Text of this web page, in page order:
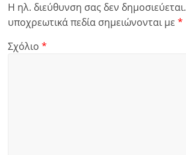
Η ηλ. διεύθυνση σας δεν δημοσιεύεται.
υποχρεωτικά πεδία σημειώνονται με*
Σχόλιο*